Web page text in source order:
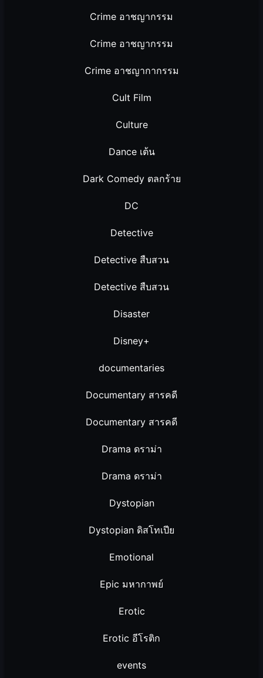
Crime อาชญากรรม
Crime อาชญากรรม
Crime อาชญากากรรม
Cult Film
Culture
Dance เต้น
Dark Comedy ตลกร้าย
DC
Detective
Detective สืบสวน
Detective สืบสวน
Disaster
Disney+
documentaries
Documentary สารคดี
Documentary สารคดี
Drama ดราม่า
Drama ดราม่า
Dystopian
Dystopian ดิสโทเปีย
Emotional
Epic มหากาพย์
Erotic
Erotic อีโรติก
events